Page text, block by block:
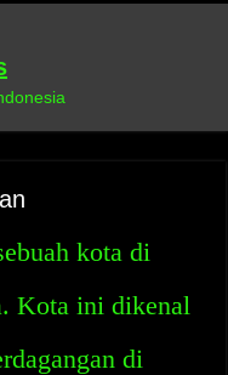
kota di
Kota ini dikenal
di